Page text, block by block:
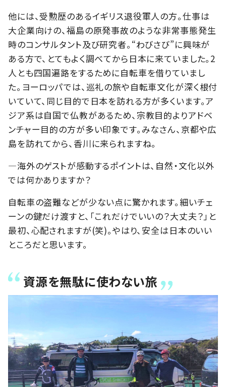
他には、受勲歴のあるイギリス退役軍人の方。仕事は
大企業向けの、福島の原発事故のような非常事態発生
時のコンサルタント及び研究者。“わびさび”に興味が
ある方で、とてもよく調べてから日本に来ていました。2
人とも四国遍路をするために自転車を借りていまし
た。ヨーロッパでは、巡礼の旅や自転車文化が深く根付
いていて、同じ目的で日本を訪れる方が多くいます。ア
ジア系は自国で仏教があるため、宗教目的よりアドベ
ンチャー目的の方が多い印象です。みなさん、京都や広
島を訪れてから、香川に来られますね。
―海外のゲストが感動するポイントは、自然・文化以外
では何かありますか？
自転車の盗難などが少ない点に驚かれます。細いチェ
ーンの鍵だけ渡すと、「これだけでいいの？大丈夫？」と
最初、心配されますが(笑)。やはり、安全は日本のいい
ところだと思います。
資源を無駄に使わない旅